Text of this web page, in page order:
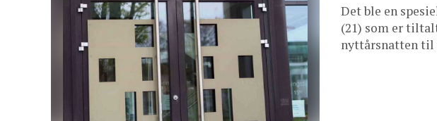
Det ble en
(21) som er
nyttårsnatten til